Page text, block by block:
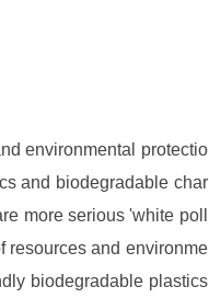
environmental protectio
and biodegradable char
more serious 'white poll
resources and environme
biodegradable plastics